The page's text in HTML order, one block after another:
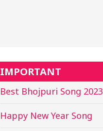
IMPORTANT
Best Bhojpuri Song 2023
Happy New Year Song